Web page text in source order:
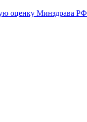
оценку Минздрава РФ